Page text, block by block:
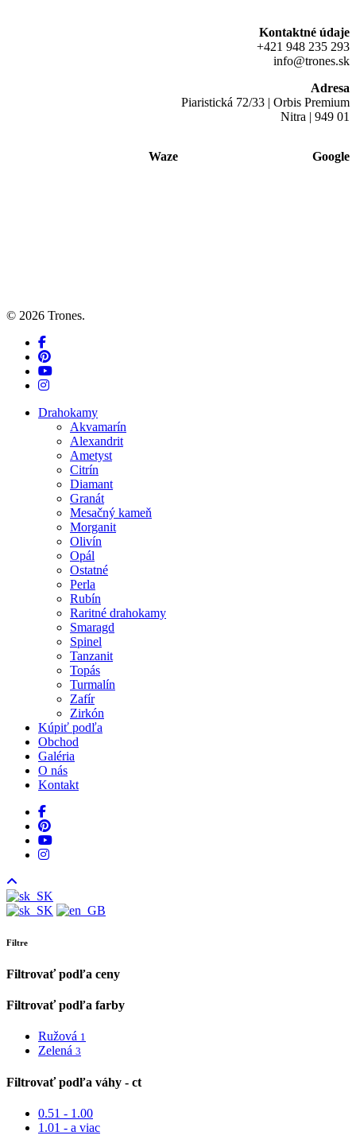
Kontaktné údaje
+421 948 235 293
info@trones.sk
Adresa
Piaristická 72/33 | Orbis Premium
Nitra | 949 01
Waze Google
© 2026 Trones.
facebook
pinterest
youtube
instagram
Close
Drahokamy
Akvamarín
Alexandrit
Ametyst
Citrín
Diamant
Granát
Mesačný kameň
Morganit
Olivín
Opál
Ostatné
Perla
Rubín
Raritné drahokamy
Smaragd
Spinel
Tanzanit
Topás
Turmalín
Zafír
Zirkón
Kúpiť podľa
Obchod
Galéria
O nás
Kontakt
facebook
pinterest
youtube
instagram
Filtre
Filtrovať podľa ceny
Filtrovať podľa farby
Ružová 1
Zelená 3
Filtrovať podľa váhy - ct
0.51 - 1.00
1.01 - a viac